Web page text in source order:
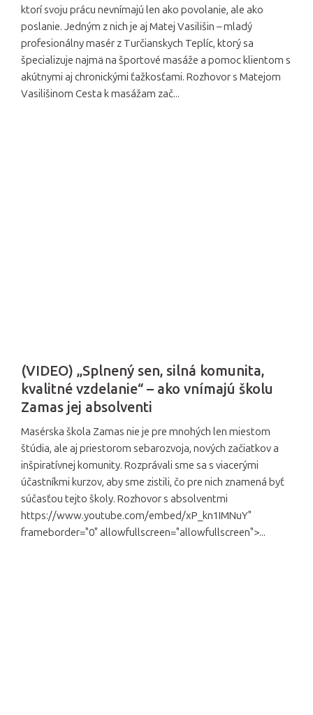
ktorí svoju prácu nevnímajú len ako povolanie, ale ako
poslanie. Jedným z nich je aj Matej Vasilišin – mladý
profesionálny masér z Turčianskych Teplíc, ktorý sa
špecializuje najmä na športové masáže a pomoc klientom s
akútnymi aj chronickými ťažkosťami. Rozhovor s Matejom
Vasilišinom Cesta k masážam zač...
(VIDEO) „Splnený sen, silná komunita,
kvalitné vzdelanie“ – ako vnímajú školu
Zamas jej absolventi
Masérska škola Zamas nie je pre mnohých len miestom
štúdia, ale aj priestorom sebarozvoja, nových začiatkov a
inšpiratívnej komunity. Rozprávali sme sa s viacerými
účastníkmi kurzov, aby sme zistili, čo pre nich znamená byť
súčasťou tejto školy. Rozhovor s absolventmi
https://www.youtube.com/embed/xP_kn1IMNuY"
frameborder="0" allowfullscreen="allowfullscreen">...